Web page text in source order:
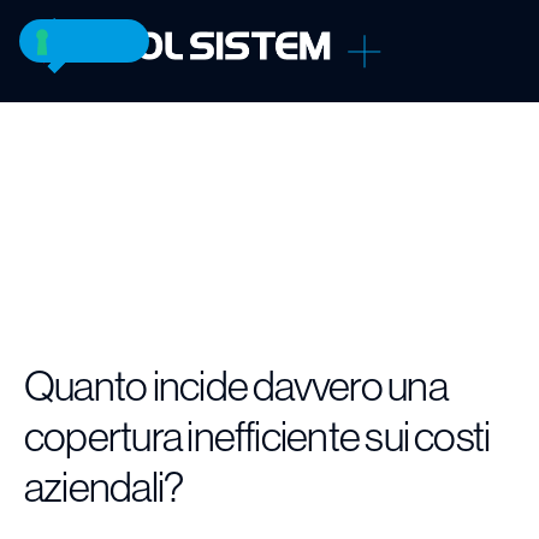
Quanto incide davvero una
copertura inefficiente sui costi
aziendali?